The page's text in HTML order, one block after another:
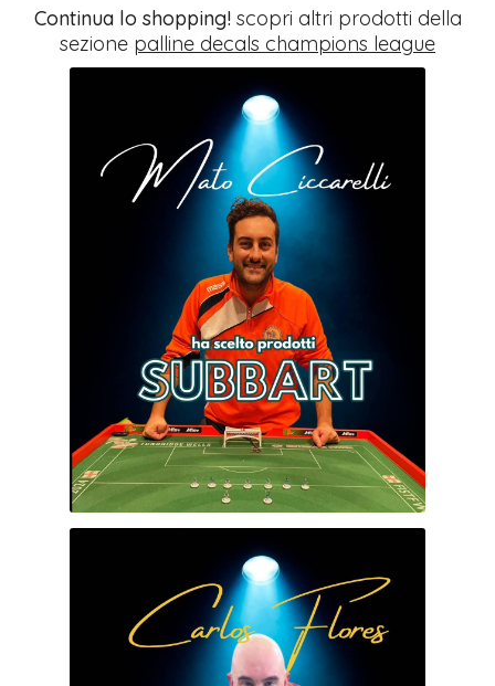
Continua lo shopping!scopri altri prodotti della
sezione palline decals champions league